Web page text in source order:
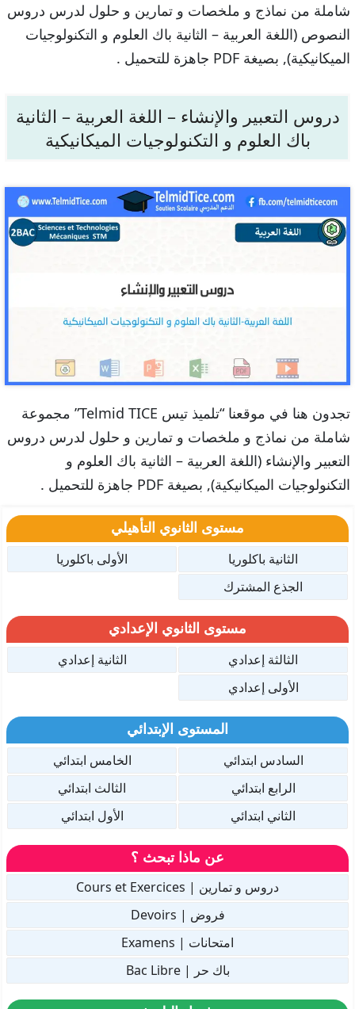
شاملة من نماذج و ملخصات و تمارين و حلول لدرس دروس
النصوص (اللغة العربية – الثانية باك العلوم و التكنولوجيات
الميكانيكية), بصيغة PDF جاهزة للتحميل .
دروس التعبير والإنشاء – اللغة العربية – الثانية
باك العلوم و التكنولوجيات الميكانيكية
تجدون هنا في موقعنا “تلميذ تيس Telmid TICE” مجموعة
شاملة من نماذج و ملخصات و تمارين و حلول لدرس دروس
التعبير والإنشاء (اللغة العربية – الثانية باك العلوم و
التكنولوجيات الميكانيكية), بصيغة PDF جاهزة للتحميل .
مستوى الثانوي التأهيلي
الثانية باكلوريا
الأولى باكلوريا
الجذع المشترك
مستوى الثانوي الإعدادي
الثالثة إعدادي
الثانية إعدادي
الأولى إعدادي
المستوى الإبتدائي
السادس ابتدائي
الخامس ابتدائي
الرابع ابتدائي
الثالث ابتدائي
الثاني ابتدائي
الأول ابتدائي
عن ماذا تبحث ؟
دروس و تمارين | Cours et Exercices
فروض | Devoirs
امتحانات | Examens
باك حر | Bac Libre